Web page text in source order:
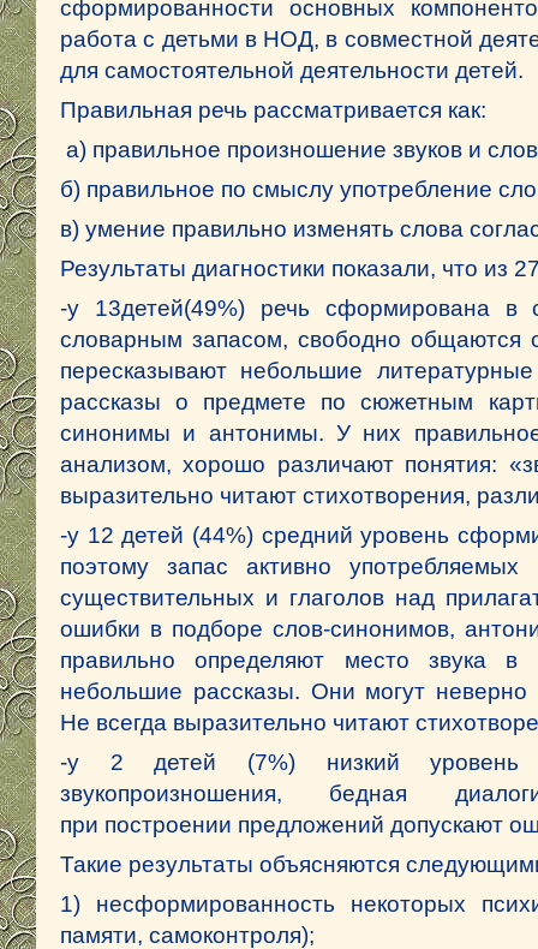
сформированности основных
работа с детьми в НОД, в совместной
для самостоятельной деятельности детей.
Правильная речь рассматривается как:
а) правильное произношение звуков и
б) правильное по смыслу употребление
в) умение правильно изменять слова
Результаты диагностики показали, что из
-у 13детей(49%) речь сформирована в
словарным запасом, свободно общаются
пересказывают небольшие
рассказы о предмете по сюжетным
синонимы и антонимы. У них
анализом, хорошо различают понятия:
выразительно читают стихотворения,
-у 12 детей (44%) средний уровень
поэтому запас активно
существительных и глаголов над
ошибки в подборе слов-синонимов,
правильно определяют место звука в
небольшие рассказы. Они могут
Не всегда выразительно читают
-у 2 детей (7%) низкий уровень
звукопроизношения, бедная
при построении предложений допускают
Такие результаты объясняются
1) несформированность некоторых
памяти, самоконтроля);